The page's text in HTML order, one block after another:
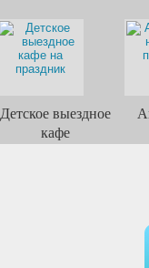
Детское выездное
кафе